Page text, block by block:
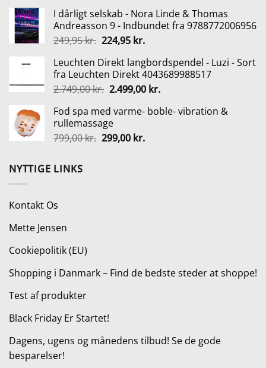
pris
var:
149,00 kr..
pris
er:
111,75 kr..
I dårligt selskab - Nora Linde & Thomas
Andreasson 9 - Indbundet fra 9788772006956
249,95kr. Den
pris
var:
249,95 kr..
224,95 kr.Den
pris
er:
224,95 kr..
Leuchten Direkt langbordspendel - Luzi - Sort
fra Leuchten Direkt 4043689988517
2.749,00kr. Den
pris
var:
2.749,00 kr..
2.499,00 kr.Den
pris
Fod spa med varme- boble- vibration &
rullemassage
799,00kr. Den
299,00 kr.Den
NYTTIGE LINKS
Kontakt Os
Mette Jensen
Cookiepolitik (EU)
Shopping i Danmark – Find de bedste steder at shoppe!
Test af produkter
Black Friday Er Startet!
Dagens, ugens og månedens tilbud! Se de gode
besparelser!